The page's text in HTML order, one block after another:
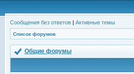
Сообщения без ответов | Активные темы
Список форумов
Общие форумы